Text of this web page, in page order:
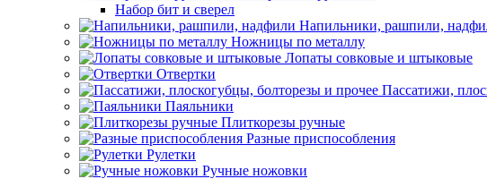
Набор бит и сверел
Напильники, рашпили,
Ножницы по металлу
Лопаты совковые и штыковые
Отвертки
Пассатижи,
Паяльники
Плиткорезы ручные
Разные приспособления
Рулетки
Ручные ножовки